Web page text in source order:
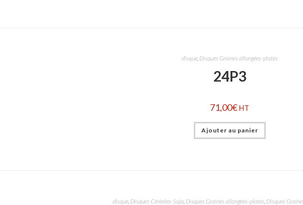
disque, Disques Graines allongées-plates
24P3
71,00€ HT
Ajouter au panier
disque, Disques Céréales-Soja Disques Graines allongées-plates Disques